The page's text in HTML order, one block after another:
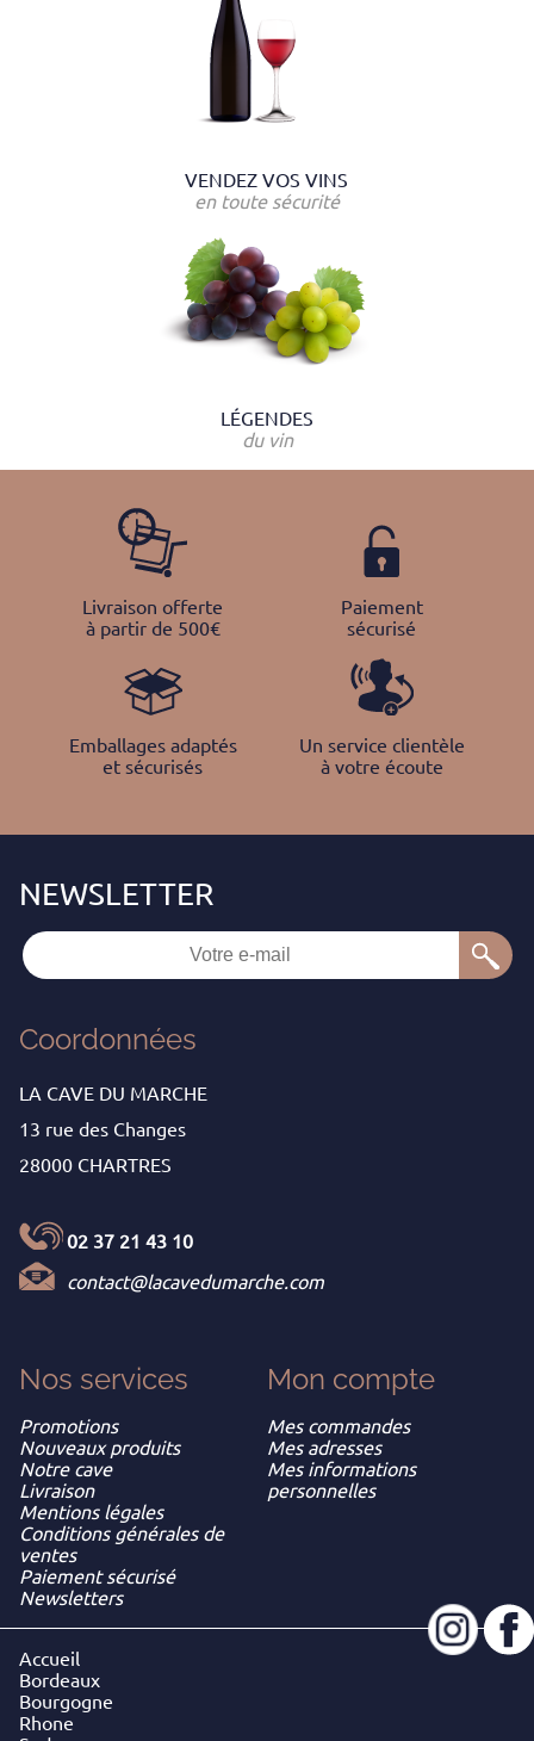
VENDEZ VOS VINS
en toute sécurité
LÉGENDES
du vin
Livraison offerte
à partir de 500€
Paiement
sécurisé
Emballages adaptés
et sécurisés
Un service clientèle
à votre écoute
Coordonnées
LA CAVE DU MARCHE
13 rue des Changes
28000 CHARTRES
02 37 21 43 10
contact@lacavedumarche.com
Nos services
Promotions
Nouveaux produits
Notre cave
Livraison
Mentions légales
Conditions générales de
ventes
Paiement sécurisé
Newsletters
Mon compte
Mes commandes
Mes adresses
Mes informations
personnelles
Accueil
Bordeaux
Bourgogne
Rhone